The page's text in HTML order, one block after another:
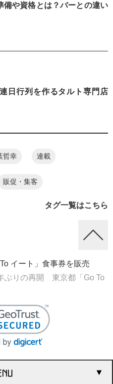
備や資格とは？バーとの違い
日行列を作るタルト専門店
哲幸 連載
販促・集客
タグ一覧はこちら
イート」食事券を販売
ぶりの再開 東京都「Go To